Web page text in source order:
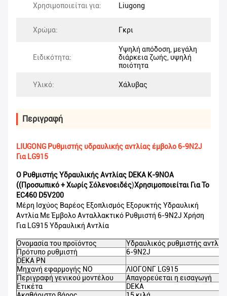
Χρησιμοποιείται για: Liugong
Χρώμα: Γκρι
Ειδικότητα:
Υψηλή απόδοση, μεγάλη
διάρκεια ζωής, υψηλή
ποιότητα
Υλικό: Χάλυβας
Περιγραφή
LIUGONG Ρυθμιστής υδραυλικής αντλίας έμβολο 6-9N2J
Για LG915
Ο Ρυθμιστής Υδραυλικής Αντλίας DEKA K-9NOA
((προσωπικό + Χωρίς Σόλενοειδές)Χρησιμοποιείται Για Το
EC460 D5V200
Μέρη Ισχύος Βαρέος Εξοπλισμός Εξορυκτής Υδραυλική
Αντλία Με Έμβολο Ανταλλακτικό Ρυθμιστή 6-9N2J Χρήση
Για LG915 Υδραυλική Αντλία
Ονομασία του προϊόντος
Υδραυλικός ρυθμιστής
Πρότυπο ρυθμιστή
6-9N2J
DEKA PN
Μηχανή εφαρμογής NO
ΛΙΟΓΟΝΓ LG915
Περιγραφή γενικού μοντέλου
Απαγορεύεται η εισαγωγή
Ετικέτα
DEKA